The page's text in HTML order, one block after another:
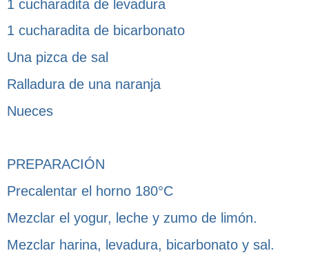
1 cucharadita de levadura
1 cucharadita de bicarbonato
Una pizca de sal
Ralladura de una naranja
Nueces
PREPARACIÓN
Precalentar el horno 180°C
Mezclar el yogur, leche y zumo de limón.
Mezclar harina, levadura, bicarbonato y sal.